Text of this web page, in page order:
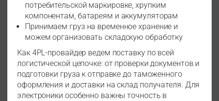
потребительской маркировке, хрупким
компонентам, батареям и аккумуляторам
Принимаем груз на временное хранение и
можем организовать складскую обработку
Как 4PL-провайдер ведем поставку по всей
логистической цепочке: от проверки документов и
подготовки груза к отправке до таможенного
оформления и доставки на склад получателя. Для
электроники особенно важны точность в